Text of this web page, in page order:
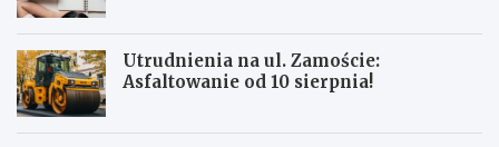
Utrudnienia na ul. Zamoście:
Asfaltowanie od 10 sierpnia!